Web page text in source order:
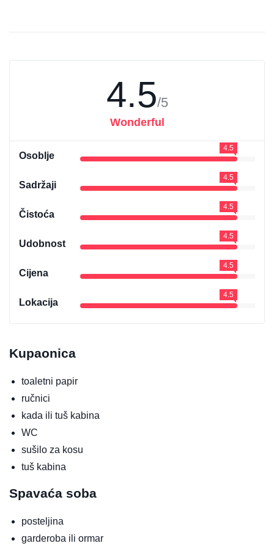
4.5/5
Wonderful
Osoblje
4.5
Sadržaji
4.5
Čistoća
4.5
Udobnost
4.5
Cijena
4.5
Lokacija
4.5
Kupaonica
toaletni papir
ručnici
kada ili tuš kabina
WC
sušilo za kosu
tuš kabina
Spavaća soba
posteljina
garderoba ili ormar